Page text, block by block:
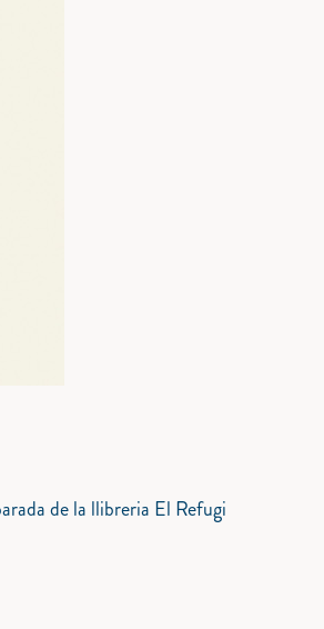
de la llibreria El Refugi